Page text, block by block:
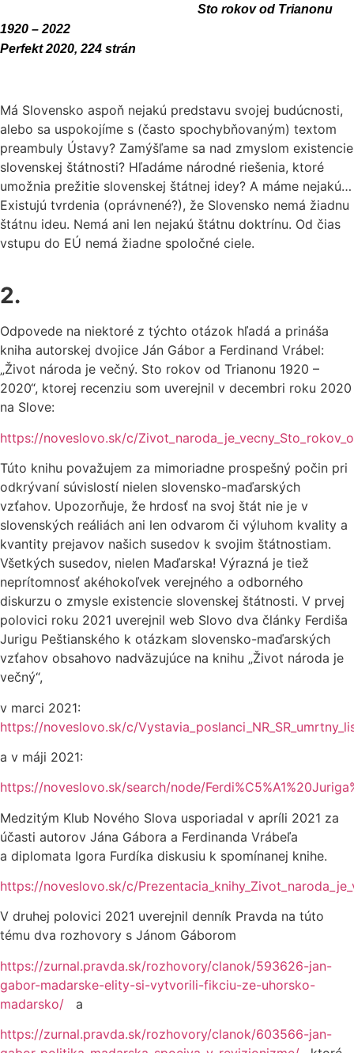
Sto rokov od Trianonu
1920 – 2022
Perfekt 2020, 224 strán
Má Slovensko aspoň nejakú predstavu svojej budúcnosti,
alebo sa uspokojíme s (často spochybňovaným) textom
preambuly Ústavy? Zamýšľame sa nad zmyslom existencie
slovenskej štátnosti? Hľadáme národné riešenia, ktoré
umožnia prežitie slovenskej štátnej idey? A máme nejakú…
Existujú tvrdenia (oprávnené?), že Slovensko nemá žiadnu
štátnu ideu. Nemá ani len nejakú štátnu doktrínu. Od čias
vstupu do EÚ nemá žiadne spoločné ciele.
2.
Odpovede na niektoré z týchto otázok hľadá a prináša
kniha autorskej dvojice Ján Gábor a Ferdinand Vrábel:
„Život národa je večný. Sto rokov od Trianonu 1920 –
2020“, ktorej recenziu som uverejnil v decembri roku 2020
na Slove:
https://noveslovo.sk/c/
Túto knihu považujem za mimoriadne prospešný počin pri
odkrývaní súvislostí nielen slovensko-maďarských
vzťahov. Upozorňuje, že hrdosť na svoj štát nie je v
slovenských reáliách ani len odvarom či výluhom kvality a
kvantity prejavov našich susedov k svojim štátnostiam.
Všetkých susedov, nielen Maďarska! Výrazná je tiež
neprítomnosť akéhokoľvek verejného a odborného
diskurzu o zmysle existencie slovenskej štátnosti. V prvej
polovici roku 2021 uverejnil web Slovo dva články Ferdiša
Jurigu Peštianského k otázkam slovensko-maďarských
vzťahov obsahovo nadväzujúce na knihu „Život národa je
večný“,
v marci 2021:
https://noveslovo.sk/c/
a v máji 2021:
https://noveslovo.sk/search/node/
Medzitým Klub Nového Slova usporiadal v apríli 2021 za
účasti autorov Jána Gábora a Ferdinanda Vrábeľa
a diplomata Igora Furdíka diskusiu k spomínanej knihe.
https://noveslovo.sk/c/
V druhej polovici 2021 uverejnil denník Pravda na túto
tému dva rozhovory s Jánom Gáborom
https://zurnal.pravda.sk/rozhovory/clanok/593626-jan-
gabor-madarske-elity-si-vytvorili-fikciu-ze-uhorsko-
madarsko/ a
https://zurnal.pravda.sk/rozhovory/clanok/603566-jan-